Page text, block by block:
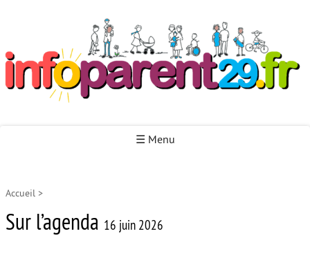
☰ Menu
Autour de la naissance
Accueil >
Sur l’agenda 16 juin 2026